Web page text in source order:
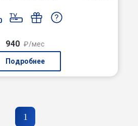
940 ₽/мес
Подробнее
1